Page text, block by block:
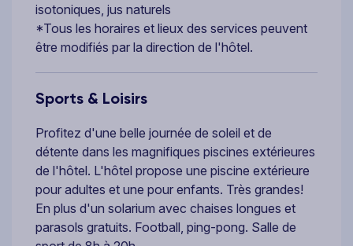
isotoniques, jus naturels
*Tous les horaires et lieux des services peuvent
être modifiés par la direction de l'hôtel.
Sports & Loisirs
Profitez d'une belle journée de soleil et de
détente dans les magnifiques piscines extérieures
de l'hôtel. L'hôtel propose une piscine extérieure
pour adultes et une pour enfants. Très grandes!
En plus d'un solarium avec chaises longues et
parasols gratuits. Football, ping-pong. Salle de